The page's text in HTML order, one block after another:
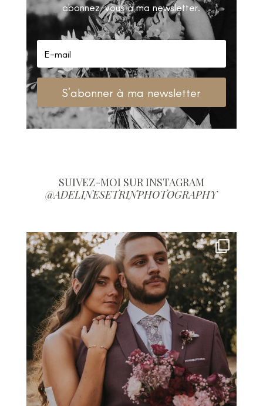
abonnez-vous à ma newsletter.
S'abonner à ma newsletter
SUIVEZ-MOI SUR INSTAGRAM
@ADELINESETRINPHOTOGRAPHY